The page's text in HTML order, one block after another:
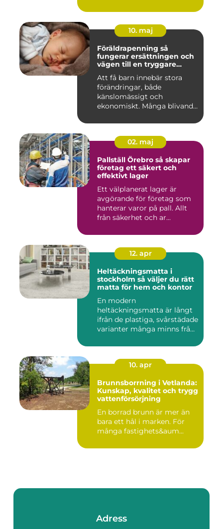
10. maj
Föräldrapenning så
fungerar ersättningen och
vägen till en tryggare
Att få barn innebär stora
förändringar, både
känslomässigt och
ekonomiskt. Många blivande
02. maj
Pallställ Örebro så skapar
företag ett säkert och
effektivt lager
Ett välplanerat lager är
avgörande för företag som
hanterar varor på pall. Allt
från säkerhet och ar...
12. apr
Heltäckningsmatta i
stockholm så väljer du rätt
matta för hem och kontor
En modern
heltäckningsmatta är långt
ifrån de plastiga, svårstädade
varianter många minns från
10. apr
Brunnsborrning i Vetlanda:
Kunskap, kvalitet och trygg
vattenförsörjning
En borrad brunn är mer än
bara ett hål i marken. För
många fastighets&aum...
Adress